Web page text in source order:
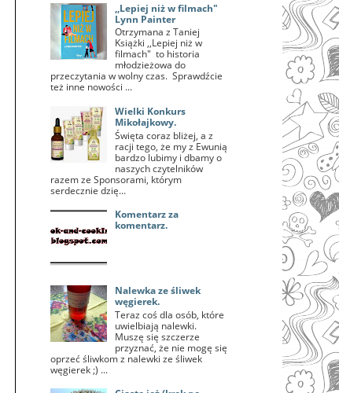
,,Lepiej niż w filmach"
Lynn Painter
Otrzymana z Taniej
Książki ,,Lepiej niż w
filmach" to historia
młodzieżowa do
przeczytania w wolny czas. Sprawdźcie
też inne nowości ...
Wielki Konkurs
Mikołajkowy.
Święta coraz bliżej, a z
racji tego, że my z Ewunią
bardzo lubimy i dbamy o
naszych czytelników
razem ze Sponsorami, którym
serdecznie dzię...
Komentarz za
komentarz.
Nalewka ze śliwek
węgierek.
Teraz coś dla osób, które
uwielbiają nalewki.
Muszę się szczerze
przyznać, że nie mogę się
oprzeć śliwkom z nalewki ze śliwek
węgierek ;) ...